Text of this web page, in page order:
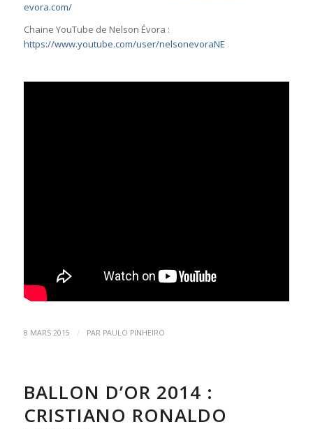
evora.com/
Chaine YouTube de Nelson Évora :
https://www.youtube.com/user/nelsonevoraNE
8 MARS 2015 / PAR PAULO PINHEIRO
BALLON D’OR 2014 :
CRISTIANO RONALDO